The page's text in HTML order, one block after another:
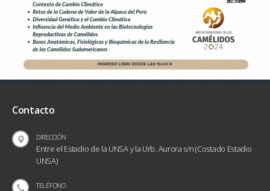
Contacto
DIRECCIÓN
Entre el Estadio de la UNSA y la Urb. Aurora s/n (Costado Estadio
UNSA)
TELÉFONO